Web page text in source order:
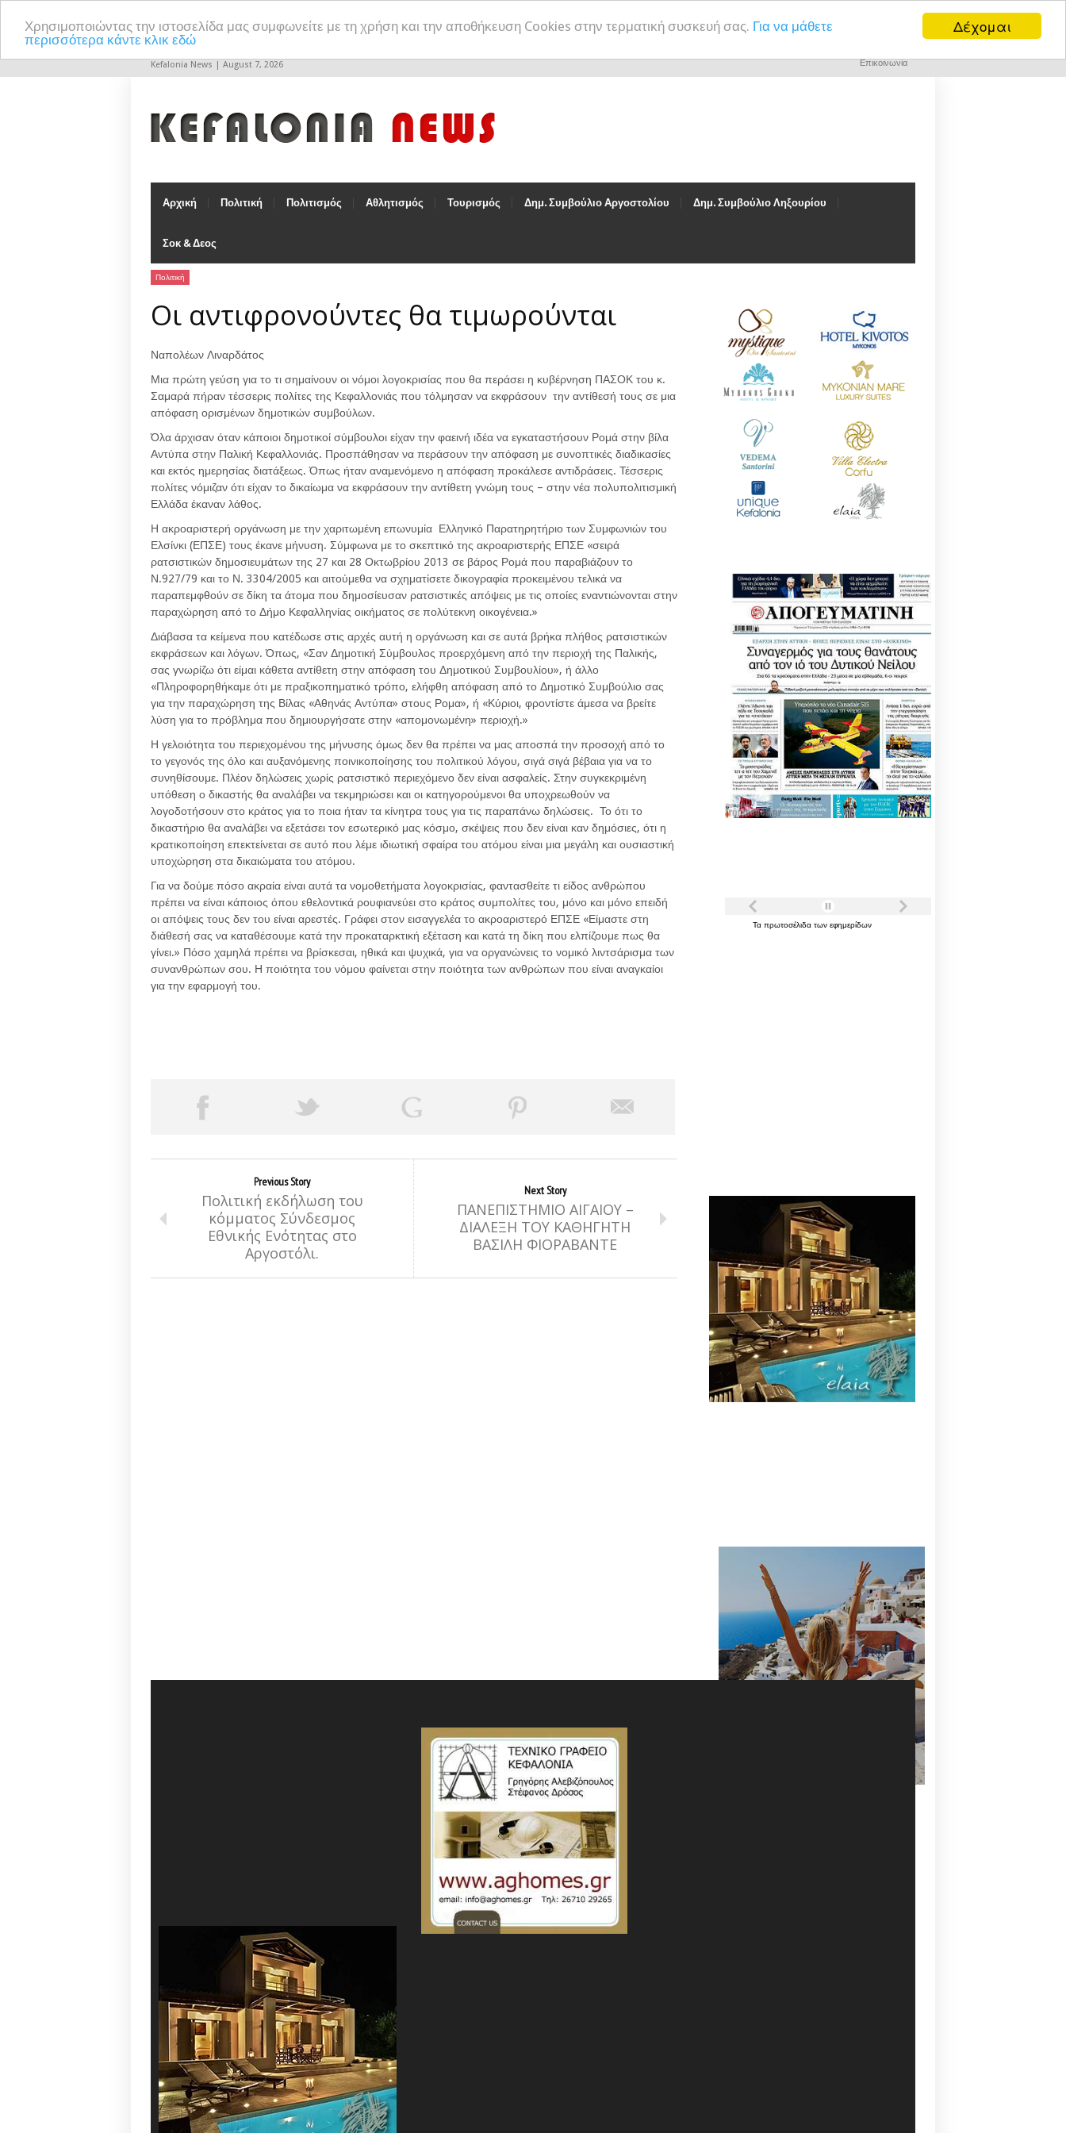
Δέχομαι
Χρησιμοποιώντας την ιστοσελίδα μας συμφωνείτε με τη χρήση και την αποθήκευση Cookies στην τερματική συσκευή σας. Για να μάθετε
περισσότερα κάντε κλικ εδώ
Kefalonia News | August 7, 2026 Επικοινωνία
Αρχική Πολιτική Πολιτισμός Αθλητισμός Τουρισμός Δημ. Συμβούλιο Αργοστολίου Δημ. Συμβούλιο Ληξουρίου
Σοκ & Δεος
Πολιτική
Οι αντιφρονούντες θα τιμωρούνται
Ναπολέων Λιναρδάτος
Μια πρώτη γεύση για το τι σημαίνουν οι νόμοι λογοκρισίας που θα περάσει η κυβέρνηση ΠΑΣΟΚ του κ.
Σαμαρά πήραν τέσσερις πολίτες της Κεφαλλονιάς που τόλμησαν να εκφράσουν την αντίθεσή τους σε μια
απόφαση ορισμένων δημοτικών συμβούλων.
Όλα άρχισαν όταν κάποιοι δημοτικοί σύμβουλοι είχαν την φαεινή ιδέα να εγκαταστήσουν Ρομά στην βίλα
Αντύπα στην Παλική Κεφαλλονιάς. Προσπάθησαν να περάσουν την απόφαση με συνοπτικές διαδικασίες
και εκτός ημερησίας διατάξεως. Όπως ήταν αναμενόμενο η απόφαση προκάλεσε αντιδράσεις. Τέσσερις
πολίτες νόμιζαν ότι είχαν το δικαίωμα να εκφράσουν την αντίθετη γνώμη τους – στην νέα πολυπολιτισμική
Ελλάδα έκαναν λάθος.
Η ακροαριστερή οργάνωση με την χαριτωμένη επωνυμία Ελληνικό Παρατηρητήριο των Συμφωνιών του
Ελσίνκι (ΕΠΣΕ) τους έκανε μήνυση. Σύμφωνα με το σκεπτικό της ακροαριστερής ΕΠΣΕ «σειρά
ρατσιστικών δημοσιευμάτων της 27 και 28 Οκτωβρίου 2013 σε βάρος Ρομά που παραβιάζουν το
Ν.927/79 και το Ν. 3304/2005 και αιτούμεθα να σχηματίσετε δικογραφία προκειμένου τελικά να
παραπεμφθούν σε δίκη τα άτομα που δημοσίευσαν ρατσιστικές απόψεις με τις οποίες εναντιώνονται στην
παραχώρηση από το Δήμο Κεφαλληνίας οικήματος σε πολύτεκνη οικογένεια.»
Διάβασα τα κείμενα που κατέδωσε στις αρχές αυτή η οργάνωση και σε αυτά βρήκα πλήθος ρατσιστικών
εκφράσεων και λόγων. Όπως, «Σαν Δημοτική Σύμβουλος προερχόμενη από την περιοχή της Παλικής,
σας γνωρίζω ότι είμαι κάθετα αντίθετη στην απόφαση του Δημοτικού Συμβουλίου», ή άλλο
«Πληροφορηθήκαμε ότι με πραξικοπηματικό τρόπο, ελήφθη απόφαση από το Δημοτικό Συμβούλιο σας
για την παραχώρηση της Βίλας «Αθηνάς Αντύπα» στους Ρομα», ή «Κύριοι, φροντίστε άμεσα να βρείτε
λύση για το πρόβλημα που δημιουργήσατε στην «απομονωμένη» περιοχή.»
Η γελοιότητα του περιεχομένου της μήνυσης όμως δεν θα πρέπει να μας αποσπά την προσοχή από το
το γεγονός της όλο και αυξανόμενης ποινικοποίησης του πολιτικού λόγου, σιγά σιγά βέβαια για να το
συνηθίσουμε. Πλέον δηλώσεις χωρίς ρατσιστικό περιεχόμενο δεν είναι ασφαλείς. Στην συγκεκριμένη
υπόθεση ο δικαστής θα αναλάβει να τεκμηριώσει και οι κατηγορούμενοι θα υποχρεωθούν να
λογοδοτήσουν στο κράτος για το ποια ήταν τα κίνητρα τους για τις παραπάνω δηλώσεις. Το ότι το
δικαστήριο θα αναλάβει να εξετάσει τον εσωτερικό μας κόσμο, σκέψεις που δεν είναι καν δημόσιες, ότι η
κρατικοποίηση επεκτείνεται σε αυτό που λέμε ιδιωτική σφαίρα του ατόμου είναι μια μεγάλη και ουσιαστική
υποχώρηση στα δικαιώματα του ατόμου.
Για να δούμε πόσο ακραία είναι αυτά τα νομοθετήματα λογοκρισίας, φαντασθείτε τι είδος ανθρώπου
πρέπει να είναι κάποιος όπου εθελοντικά ρουφιανεύει στο κράτος συμπολίτες του, μόνο και μόνο επειδή
οι απόψεις τους δεν του είναι αρεστές. Γράφει στον εισαγγελέα το ακροαριστερό ΕΠΣΕ «Είμαστε στη
διάθεσή σας να καταθέσουμε κατά την προκαταρκτική εξέταση και κατά τη δίκη που ελπίζουμε πως θα
γίνει.» Πόσο χαμηλά πρέπει να βρίσκεσαι, ηθικά και ψυχικά, για να οργανώνεις το νομικό λιντσάρισμα των
συνανθρώπων σου. Η ποιότητα του νόμου φαίνεται στην ποιότητα των ανθρώπων που είναι αναγκαίοι
για την εφαρμογή του.
Previous Story
Πολιτική εκδήλωση του
κόμματος Σύνδεσμος
Εθνικής Ενότητας στο
Αργοστόλι.
Next Story
ΠΑΝΕΠΙΣΤΗΜΙΟ ΑΙΓΑΙΟΥ –
ΔΙΑΛΕΞΗ ΤΟΥ ΚΑΘΗΓΗΤΗ
ΒΑΣΙΛΗ ΦΙΟΡΑΒΑΝΤΕ
Τα πρωτοσέλιδα των εφημερίδων